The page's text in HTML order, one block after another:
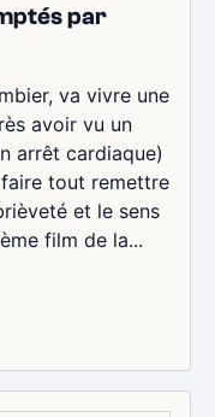
par
va vivre une
avoir vu un
arrêt cardiaque)
tout remettre
et le sens
film de la...